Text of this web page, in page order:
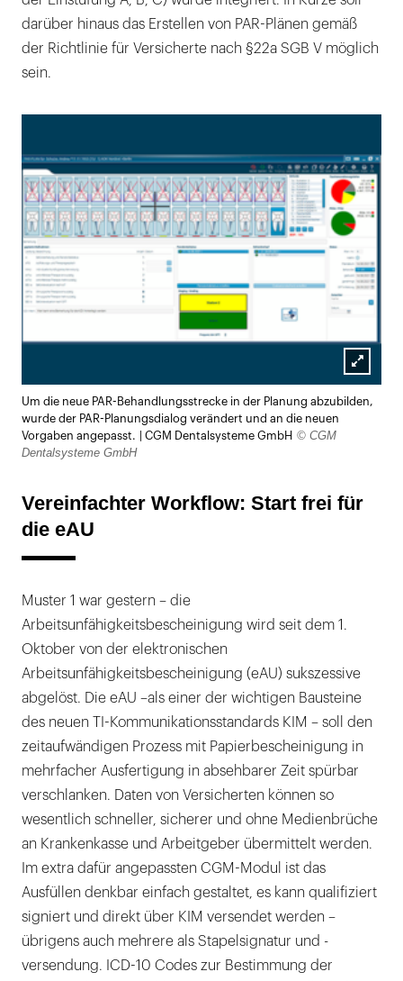
darüber hinaus das Erstellen von PAR-Plänen gemäß
der Richtlinie für Versicherte nach §22a SGB V möglich
sein.
öffnen
Um die neue PAR-Behandlungsstrecke in der Planung abzubilden,
wurde der PAR-Planungsdialog verändert und an die neuen
Vorgaben angepasst. | CGM Dentalsysteme GmbH © CGM
Dentalsysteme GmbH
Vereinfachter Workflow: Start frei für
die eAU
Muster 1 war gestern – die
Arbeitsunfähigkeitsbescheinigung wird seit dem 1.
Oktober von der elektronischen
Arbeitsunfähigkeitsbescheinigung (eAU) sukszessive
abgelöst. Die eAU –als einer der wichtigen Bausteine
des neuen TI-Kommunikationsstandards KIM – soll den
zeitaufwändigen Prozess mit Papierbescheinigung in
mehrfacher Ausfertigung in absehbarer Zeit spürbar
verschlanken. Daten von Versicherten können so
wesentlich schneller, sicherer und ohne Medienbrüche
an Krankenkasse und Arbeitgeber übermittelt werden.
Im extra dafür angepassten CGM-Modul ist das
Ausfüllen denkbar einfach gestaltet, es kann qualifiziert
signiert und direkt über KIM versendet werden –
übrigens auch mehrere als Stapelsignatur und -
versendung. ICD-10 Codes zur Bestimmung der